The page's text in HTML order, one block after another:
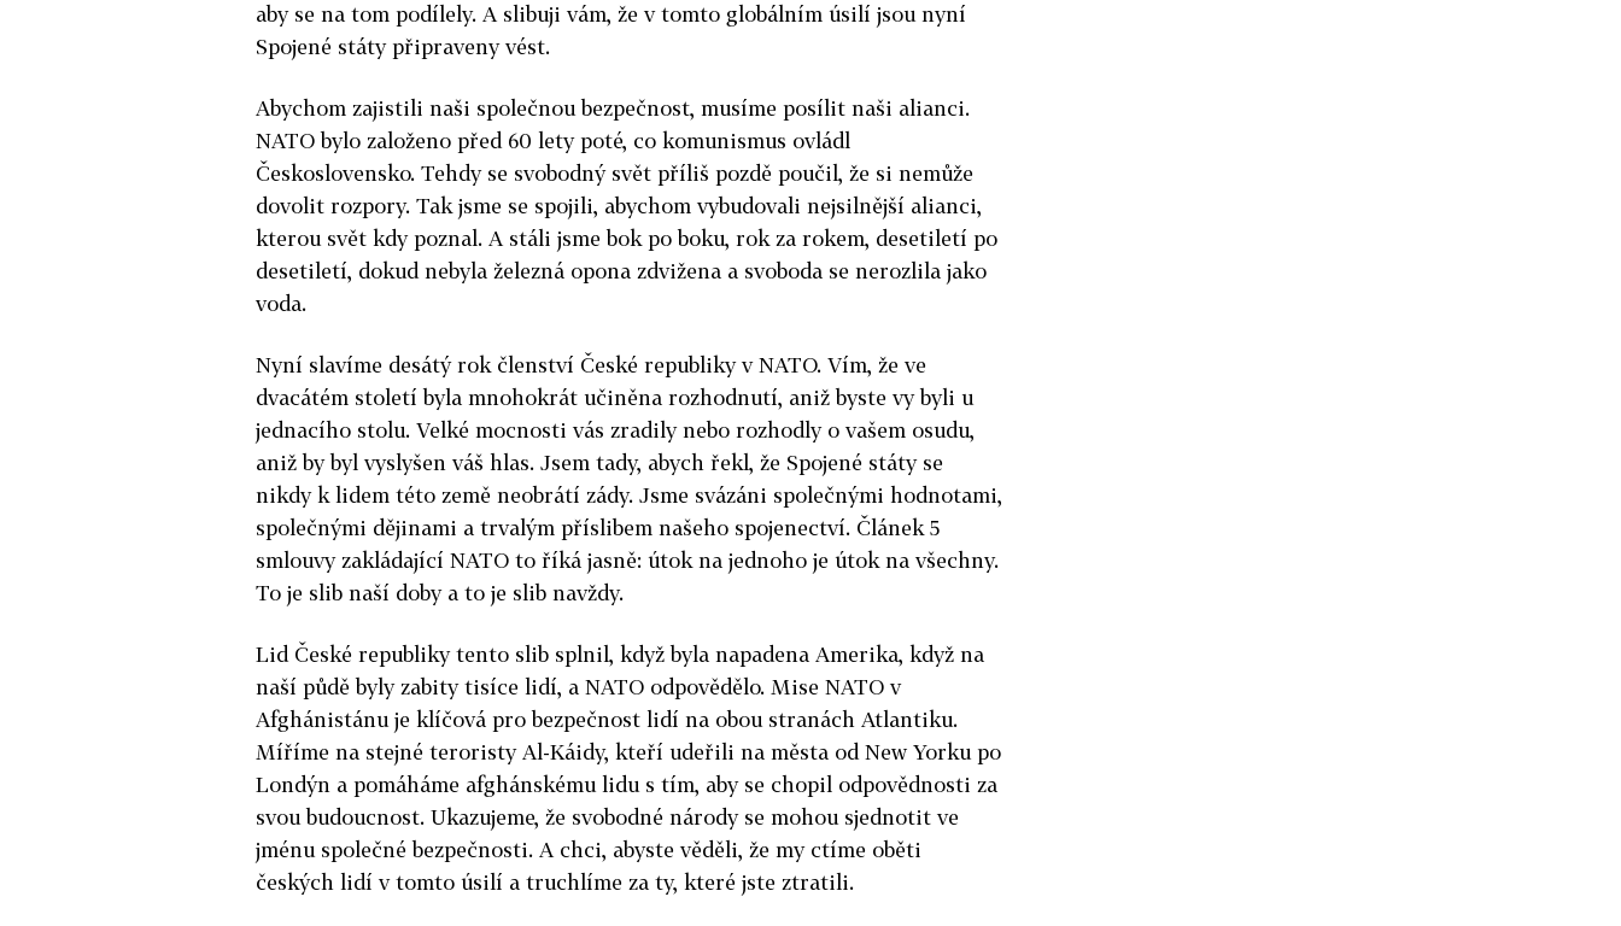
aby se na tom podílely. A slibuji vám, že v tomto globálním úsilí jsou nyní
Spojené státy připraveny vést.
Abychom zajistili naši společnou bezpečnost, musíme posílit naši alianci.
NATO bylo založeno před 60 lety poté, co komunismus ovládl
Československo. Tehdy se svobodný svět příliš pozdě poučil, že si nemůže
dovolit rozpory. Tak jsme se spojili, abychom vybudovali nejsilnější alianci,
kterou svět kdy poznal. A stáli jsme bok po boku, rok za rokem, desetiletí po
desetiletí, dokud nebyla železná opona zdvižena a svoboda se nerozlila jako
voda.
Nyní slavíme desátý rok členství České republiky v NATO. Vím, že ve
dvacátém století byla mnohokrát učiněna rozhodnutí, aniž byste vy byli u
jednacího stolu. Velké mocnosti vás zradily nebo rozhodly o vašem osudu,
aniž by byl vyslyšen váš hlas. Jsem tady, abych řekl, že Spojené státy se
nikdy k lidem této země neobrátí zády. Jsme svázáni společnými hodnotami,
společnými dějinami a trvalým příslibem našeho spojenectví. Článek 5
smlouvy zakládající NATO to říká jasně: útok na jednoho je útok na všechny.
To je slib naší doby a to je slib navždy.
Lid České republiky tento slib splnil, když byla napadena Amerika, když na
naší půdě byly zabity tisíce lidí, a NATO odpovědělo. Mise NATO v
Afghánistánu je klíčová pro bezpečnost lidí na obou stranách Atlantiku.
Míříme na stejné teroristy Al-Káidy, kteří udeřili na města od New Yorku po
Londýn a pomáháme afghánskému lidu s tím, aby se chopil odpovědnosti za
svou budoucnost. Ukazujeme, že svobodné národy se mohou sjednotit ve
jménu společné bezpečnosti. A chci, abyste věděli, že my ctíme oběti
českých lidí v tomto úsilí a truchlíme za ty, které jste ztratili.